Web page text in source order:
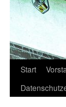
Start